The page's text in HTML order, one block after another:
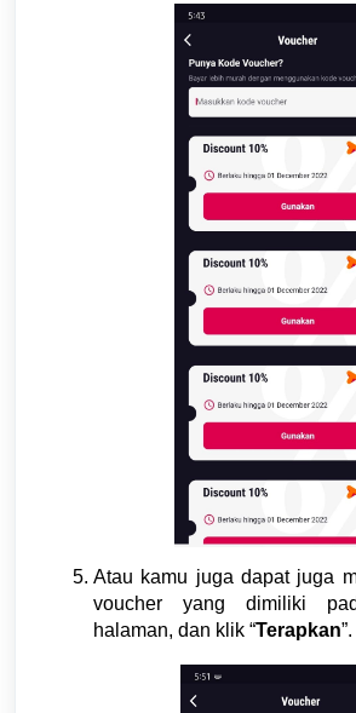
Atau kamu juga dapat juga
voucher yang dimiliki
halaman, dan klik “Terapkan”.